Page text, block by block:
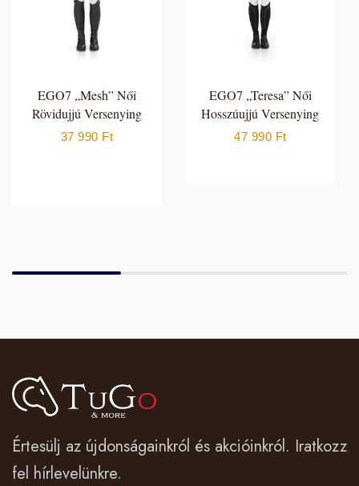
EGO7 „Mesh” Női
Rövidujjú Versenying
37 990 Ft
EGO7 „Teresa” Női
Hosszúujjú Versenying
47 990 Ft
Értesülj az újdonságainkról és akcióinkról. Iratkozz
fel hírlevelünkre.